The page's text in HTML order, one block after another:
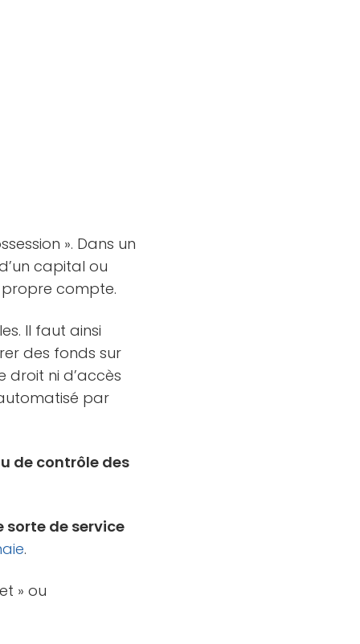
». Dans un
capital ou
compte.
Il faut ainsi
des fonds sur
droit ni d’accès
par
de contrôle des
sorte de service
.
» ou